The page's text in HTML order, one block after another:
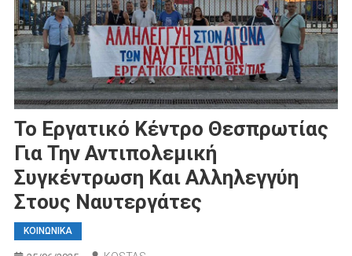
Το Εργατικό Κέντρο Θεσπρωτίας
Για Την Αντιπολεμική
Συγκέντρωση Και Αλληλεγγύη
Στους Ναυτεργάτες
ΚΟΙΝΩΝΙΚΑ